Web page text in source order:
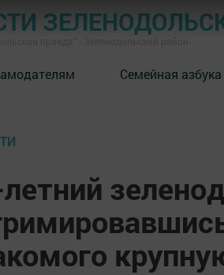
Семейная азбука